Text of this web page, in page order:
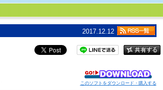
2017.12.12
このソフトをダウンロード・購入する